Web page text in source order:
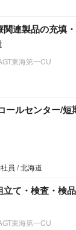
関連製品の充填
東海第一CU
ールセンター/
員 / 北海道
立て・検査・検
東海第一CU